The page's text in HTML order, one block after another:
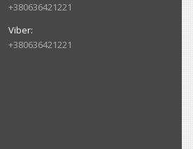
+380636421221
+380636421221